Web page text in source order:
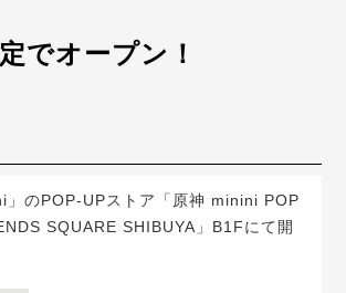
でオープン！
のPOP-UPストア「原神 minini POP
SQUARE SHIBUYA」B1Fにて開